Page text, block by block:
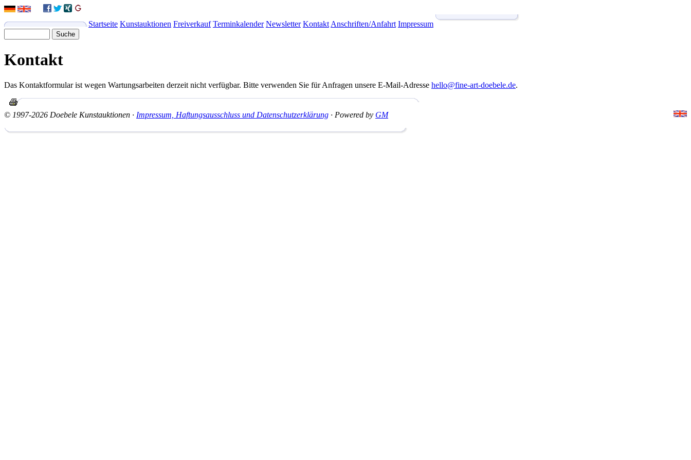
Startseite Kunstauktionen Freiverkauf Terminkalender Newsletter Kontakt Anschriften/Anfahrt Impressum
Kontakt
Das Kontaktformular ist wegen Wartungsarbeiten derzeit nicht verfügbar. Bitte verwenden Sie für Anfragen unsere E-Mail-Adresse hello@fine-art-doebele.de.
© 1997-2026 Doebele Kunstauktionen · Impressum, Haftungsausschluss und Datenschutzerklärung · Powered by GM